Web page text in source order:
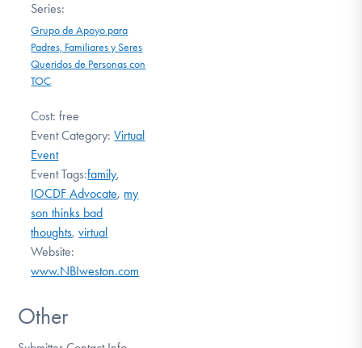
Series:
Grupo de Apoyo para
Padres, Familiares y Seres
Queridos de Personas con
TOC
Cost: free
Event Category: Virtual
Event
Event Tags:family,
IOCDF Advocate, my
son thinks bad
thoughts,virtual
Website:
www.NBIweston.com
Other